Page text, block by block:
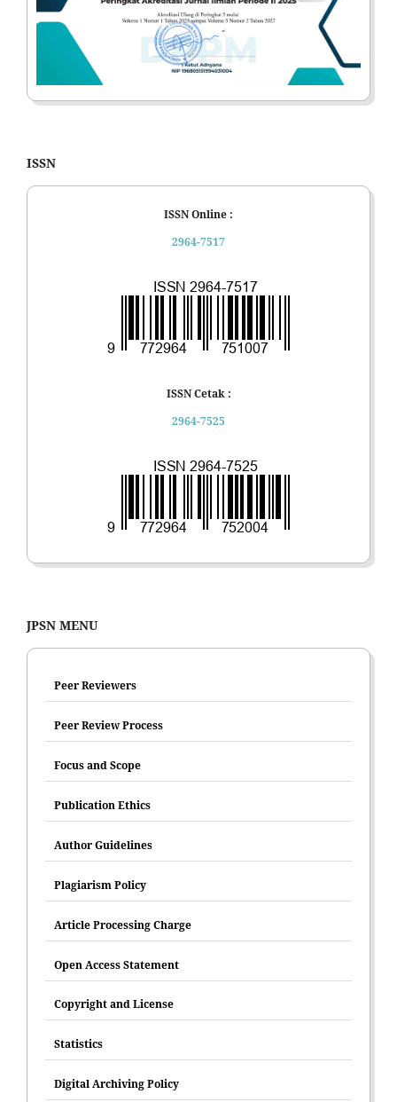
ISSN
ISSN Online :
2964-7517
ISSN Cetak :
2964-7525
JPSN MENU
Peer Reviewers
Peer Review Process
Focus and Scope
Publication Ethics
Author Guidelines
Plagiarism Policy
Article Processing Charge
Open Access Statement
Copyright and License
Statistics
Digital Archiving Policy